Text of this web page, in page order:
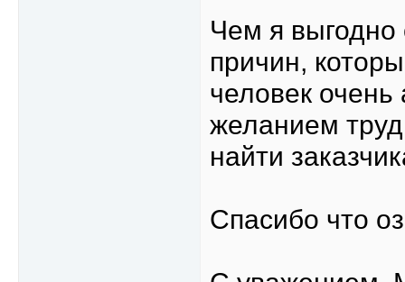
Чем я выгодно
причин,
человек
желанием
найти
Спасибо что